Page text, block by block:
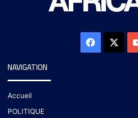
NAVIGATION
Accueil
POLITIQUE